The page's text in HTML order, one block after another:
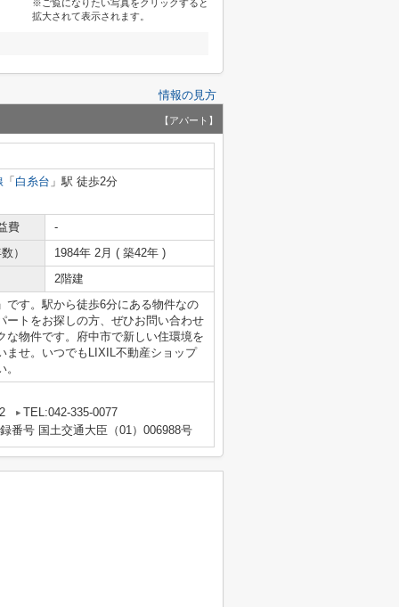
※ご覧になりたい写真をクリックすると
拡大されて表示されます。
情報の見方
【アパート】
「 白糸台 」駅 徒歩2分
費
-
）
1984年 2月 ( 築42年 )
2階建
です。駅から徒歩6分にある物件なの
ートをお探しの方、ぜひお問い合わせ
物件です。府中市で新しい住環境を
ませ。いつでもLIXIL不動産ショップ
TEL:042-335-0077
番号 国土交通大臣（01）006988号